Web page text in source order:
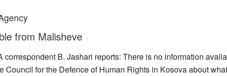
from Malisheve
correspondent B. Jashari reports: There is no information
Council for the Defence of Human Rights in Kosova about